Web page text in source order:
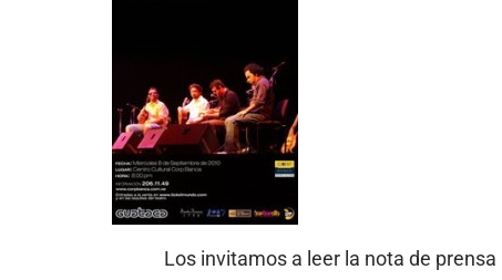
Los invitamos a leer la nota de